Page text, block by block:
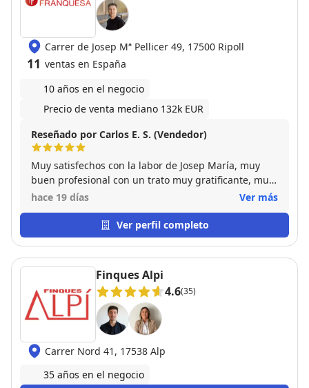
Carrer de Josep Mª Pellicer 49, 17500 Ripoll
11 ventas en España
10 años en el negocio
Precio de venta mediano 132k EUR
Reseñado por Carlos E. S. (Vendedor)
Muy satisfechos con la labor de Josep María, muy
buen profesional con un trato muy gratificante, muy
resolutivo , conoce perfectamente el mercado
desee vender o comprar cualquier activo
inmobiliario a su agencia, recibirá un trato excelente
María.
hace 19 días Ver más
Ver perfil completo
Finques Alpi
4.6(35)
Carrer Nord 41, 17538 Alp
35 años en el negocio